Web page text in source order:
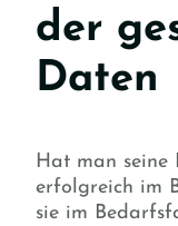
der
Daten
Hat man seine
erfolgreich im
sie im